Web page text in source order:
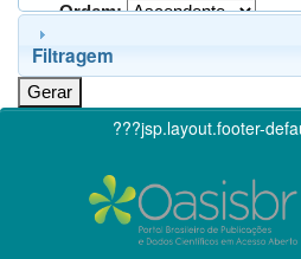
Ordem:
Filtragem
???jsp.layout.footer-